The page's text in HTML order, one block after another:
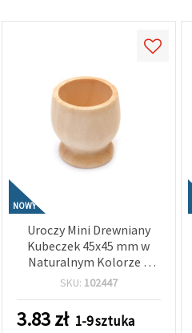
NOWY
Uroczy Mini Drewniany
Kubeczek 45x45 mm w
Naturalnym Kolorze –
Idealny do Rękodzieła, DIY
SKU: 102447
3.83zł 1-9 sztuka